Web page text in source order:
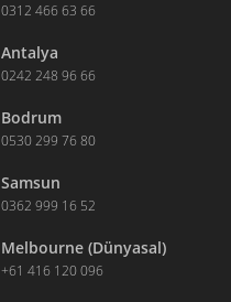
0312 466 63 66
Antalya
0242 248 96 66
Bodrum
0530 299 76 80
Samsun
0362 999 16 52
Melbourne (Dünyasal)
+61 416 120 096